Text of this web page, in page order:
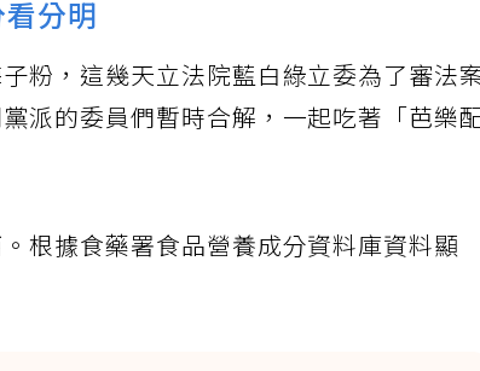
分明
粉，這幾天立法院藍白綠立委為了審法
派的委員們暫時合解，一起吃著「芭樂
根據食藥署食品營養成分資料庫資料顯